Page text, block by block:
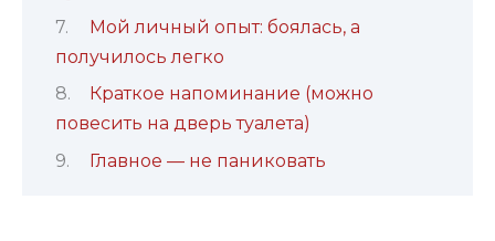
Мой личный опыт: боялась, а
получилось легко
Краткое напоминание (можно
повесить на дверь туалета)
Главное — не паниковать